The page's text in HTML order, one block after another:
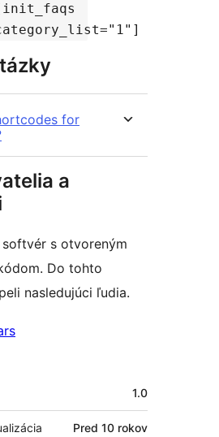
for
a
softvér s otvoreným
Do tohto
nasledujúci ľudia.
1.0
Pred 10 rokov